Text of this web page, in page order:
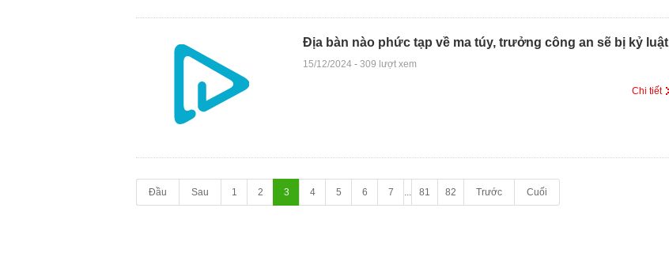
Địa bàn nào phức tạp về ma túy, trưởng công an sẽ bị kỷ luật
15/12/2024 - 309 lượt xem
Chi tiết
Đầu Sau 1 2 3 4 5 6 7 ... 81 82 Trước Cuối